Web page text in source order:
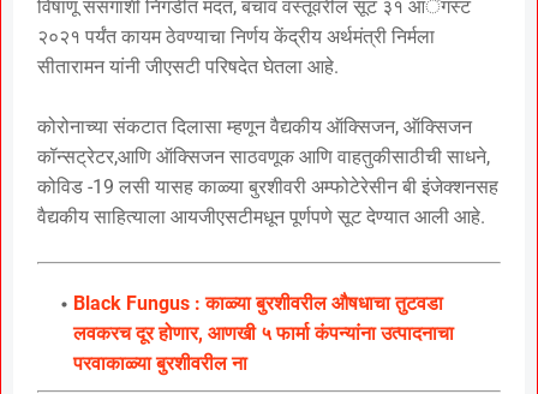
विषाणू संसगार्शी निगडीत मदत, बचाव वस्तूंवरील सूट ३१ आॅगस्ट
२०२१ पर्यंत कायम ठेवण्याचा निर्णय केंद्रीय अर्थमंत्री निर्मला
सीतारामन यांनी जीएसटी परिषदेत घेतला आहे.
कोरोनाच्या संकटात दिलासा म्हणून वैद्यकीय ऑक्सिजन, ऑक्सिजन
कॉन्सट्रेटर,आणि ऑक्सिजन साठवणूक आणि वाहतुकीसाठीची साधने,
कोविड -19 लसी यासह काळ्या बुरशीवरी अम्फोटेरेसीन बी इंजेक्शनसह
वैद्यकीय साहित्याला आयजीएसटीमधून पूर्णपणे सूट देण्यात आली आहे.
Black Fungus : काळ्या बुरशीवरील औषधाचा तुटवडा
लवकरच दूर होणार, आणखी ५ फार्मा कंपन्यांना उत्पादनाचा
परवाकाळ्या बुरशीवरील ना